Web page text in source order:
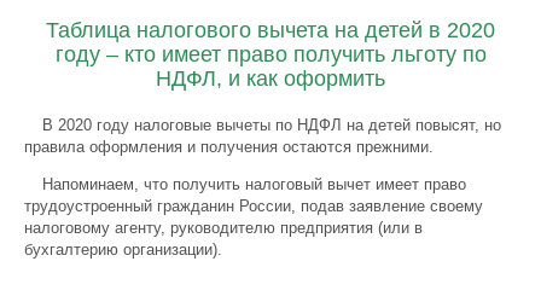
Таблица налогового вычета на детей в 2020
году – кто имеет право получить льготу по
НДФЛ, и как оформить
В 2020 году налоговые вычеты по НДФЛ на детей повысят, но
правила оформления и получения остаются прежними.
Напоминаем, что получить налоговый вычет имеет право
трудоустроенный гражданин России, подав заявление своему
налоговому агенту, руководителю предприятия (или в
бухгалтерию организации).